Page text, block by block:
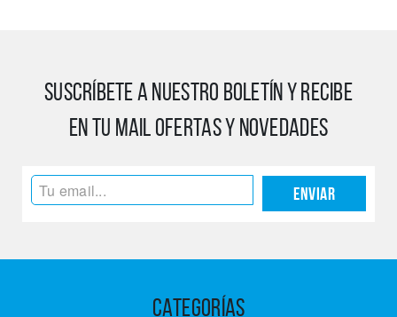
SUSCRÍBETE A NUESTRO BOLETÍN Y RECIBE
EN TU MAIL OFERTAS Y NOVEDADES
Enviar
CATEGORÍAS